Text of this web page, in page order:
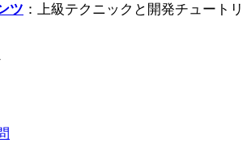
ツ ：上級テクニックと開発チュートリ